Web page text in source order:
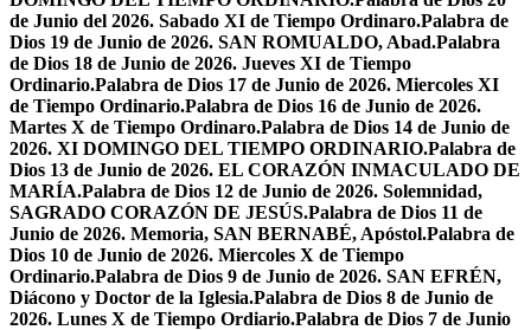
de Junio del 2026. Sabado XI de Tiempo Ordinaro.Palabra de
Dios 19 de Junio de 2026. SAN ROMUALDO, Abad.Palabra
de Dios 18 de Junio de 2026. Jueves XI de Tiempo
Ordinario.Palabra de Dios 17 de Junio de 2026. Miercoles XI
de Tiempo Ordinario.Palabra de Dios 16 de Junio de 2026.
Martes X de Tiempo Ordinaro.Palabra de Dios 14 de Junio de
2026. XI DOMINGO DEL TIEMPO ORDINARIO.Palabra de
Dios 13 de Junio de 2026. EL CORAZÓN INMACULADO DE
MARÍA.Palabra de Dios 12 de Junio de 2026. Solemnidad,
SAGRADO CORAZÓN DE JESÚS.Palabra de Dios 11 de
Junio de 2026. Memoria, SAN BERNABÉ, Apóstol.Palabra de
Dios 10 de Junio de 2026. Miercoles X de Tiempo
Ordinario.Palabra de Dios 9 de Junio de 2026. SAN EFRÉN,
Diácono y Doctor de la Iglesia.Palabra de Dios 8 de Junio de
2026. Lunes X de Tiempo Ordiario.Palabra de Dios 7 de Junio